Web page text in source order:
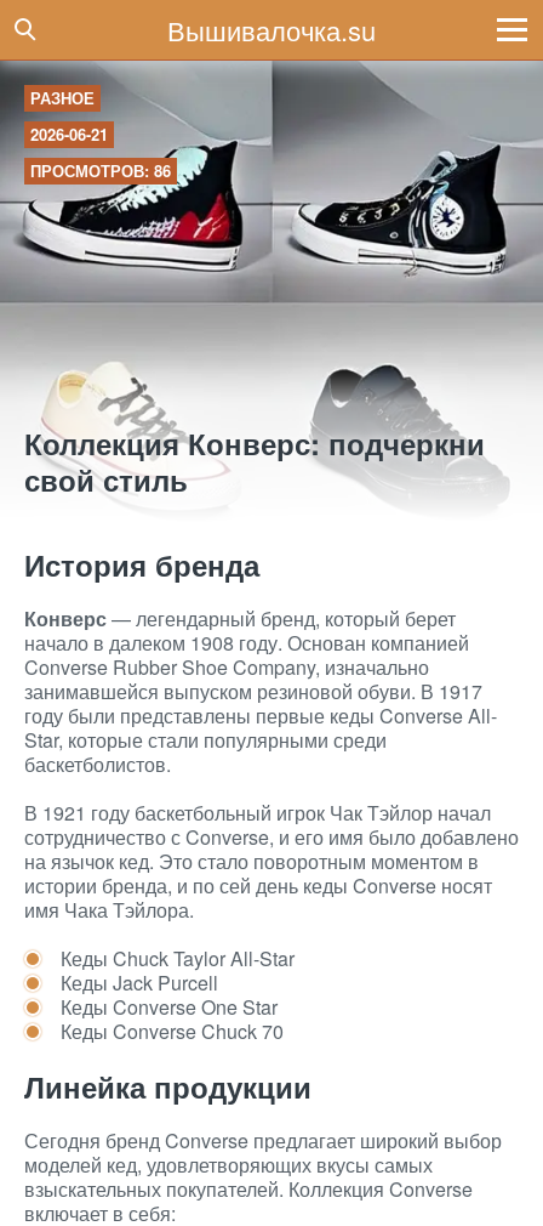
Вышивалочка.su
РАЗНОЕ
2026-06-21
ПРОСМОТРОВ: 86
Коллекция Конверс: подчеркни
свой стиль
История бренда
Конверс— легендарный бренд, который берет
начало в далеком 1908 году. Основан компанией
Converse Rubber Shoe Company, изначально
занимавшейся выпуском резиновой обуви. В 1917
году были представлены первые кеды Converse All-
Star, которые стали популярными среди
баскетболистов.
В 1921 году баскетбольный игрок Чак Тэйлор начал
сотрудничество с Converse, и его имя было добавлено
на язычок кед. Это стало поворотным моментом в
истории бренда, и по сей день кеды Converse носят
имя Чака Тэйлора.
Кеды Chuck Taylor All-Star
Кеды Jack Purcell
Кеды Converse One Star
Кеды Converse Chuck 70
Линейка продукции
Сегодня бренд Converse предлагает широкий выбор
моделей кед, удовлетворяющих вкусы самых
взыскательных покупателей. Коллекция Converse
включает в себя: